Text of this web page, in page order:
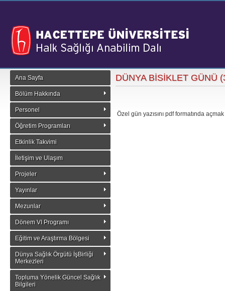
Ana Sayfa
Bölüm Hakkında
Personel
Öğretim Programları
Etkinlik Takvimi
İletişim ve Ulaşım
Projeler
Yayınlar
Mezunlar
Dönem VI Programı
Eğitim ve Araştırma Bölgesi
Dünya Sağlık Örgütü İşBirliği
Merkezleri
Topluma Yönelik Güncel Sağlık
Bilgileri
DÜNYA BİSİKLET GÜNÜ
Özel gün yazısını pdf formatında